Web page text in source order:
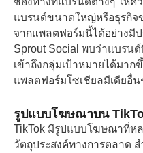
แบรนด์ขนาดใหญ่หรือธุรกิจ
จากแพลตฟอร์มนี้ได้อย่างมี
Sprout Social พบว่าแบรน
เข้าถึงกลุ่มเป้าหมายได้มาก
แพลตฟอร์มโซเชียลมีเดียอื่น
รูปแบบโฆษณาบน
TikTok มีรูปแบบโฆษณาที่ห
วัตถุประสงค์ทางการตลาด